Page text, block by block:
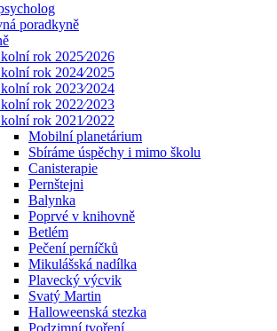
poradkyně
rok 2025⁄2026
rok 2024⁄2025
rok 2023⁄2024
rok 2022⁄2023
rok 2021⁄2022
Mobilní planetárium
Sbíráme úspěchy i mimo školu
Canisterapie
Pernštejni
Balynka
Poprvé v knihovně
Betlém
Pečení perníčků
Mikulášská nadílka
Plavecký výcvik
Svatý Martin
Halloweenská stezka
Podzimní tvoření